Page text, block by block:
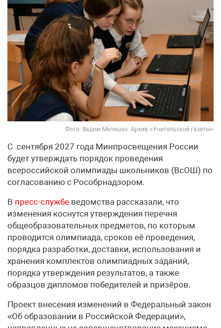
Фото: Вадим Мелешко. Архив «Учительской газеты»
С сентября 2027 года Минпросвещения России
будет утверждать порядок проведения
всероссийской олимпиады школьников (ВсОШ) по
согласованию с Рособрнадзором.
В пресс-службе ведомства рассказали, что
изменения коснутся утверждения перечня
общеобразовательных предметов, по которым
проводится олимпиада, сроков её проведения,
порядка разработки, доставки, использования и
хранения комплектов олимпиадных заданий,
порядка утверждения результатов, а также
образцов дипломов победителей и призёров.
Проект внесения изменений в Федеральный закон
«Об образовании в Российской Федерации»,